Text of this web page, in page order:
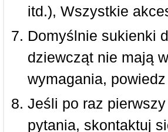
itd.), Wszystkie
Domyślnie sukienki
dziewcząt nie mają
wymagania,
Jeśli po raz
pytania, skontaktuj